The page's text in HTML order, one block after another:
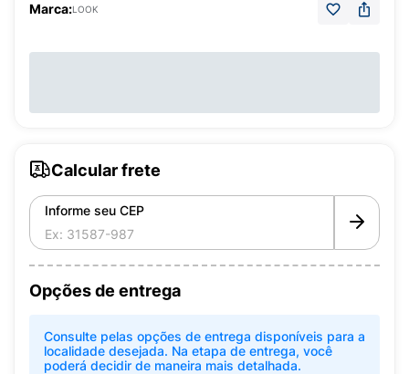
Marca:LOOK
Calcular frete
Informe seu CEP
Opções de entrega
Consulte pelas opções de entrega disponíveis para a
localidade desejada. Na etapa de entrega, você
poderá decidir de maneira mais detalhada.